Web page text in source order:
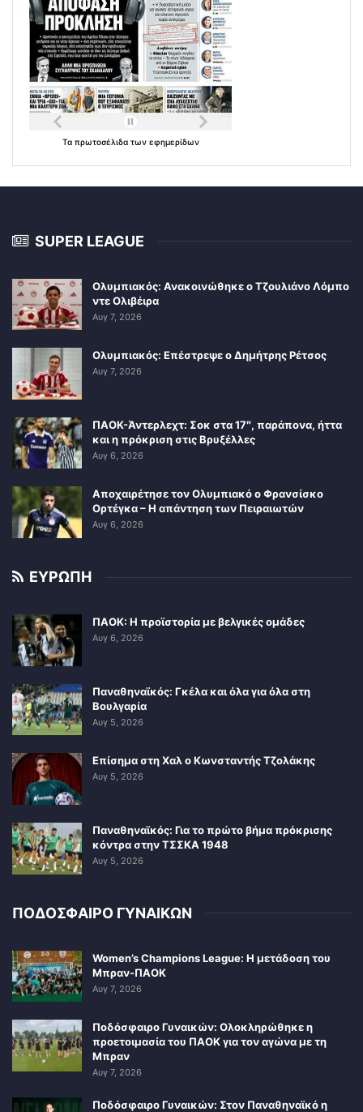
Τα πρωτοσέλιδα των εφημερίδων
SUPER LEAGUE
Ολυμπιακός: Ανακοινώθηκε ο Τζουλιάνο Λόμπο
ντε Ολιβέιρα
Αυγ 7, 2026
Ολυμπιακός: Επέστρεψε ο Δημήτρης Ρέτσος
Αυγ 7, 2026
ΠΑΟΚ-Άντερλεχτ: Σοκ στα 17″, παράπονα, ήττα
και η πρόκριση στις Βρυξέλλες
Αυγ 6, 2026
Αποχαιρέτησε τον Ολυμπιακό ο Φρανσίσκο
Ορτέγκα – Η απάντηση των Πειραιωτών
Αυγ 6, 2026
ΕΥΡΩΠΗ
ΠΑΟΚ: Η προϊστορία με βελγικές ομάδες
Αυγ 6, 2026
Παναθηναϊκός: Γκέλα και όλα για όλα στη
Βουλγαρία
Αυγ 5, 2026
Επίσημα στη Χαλ ο Κωνσταντής Τζολάκης
Αυγ 5, 2026
Παναθηναϊκός: Για το πρώτο βήμα πρόκρισης
κόντρα στην ΤΣΣΚΑ 1948
Αυγ 5, 2026
ΠΟΔΟΣΦΑΙΡΟ ΓΥΝΑΙΚΩΝ
Women’s Champions League: Η μετάδοση του
Μπραν-ΠΑΟΚ
Αυγ 7, 2026
Ποδόσφαιρο Γυναικών: Ολοκληρώθηκε η
προετοιμασία του ΠΑΟΚ για τον αγώνα με τη
Μπραν
Αυγ 7, 2026
Ποδόσφαιρο Γυναικών: Στον Παναθηναϊκό η